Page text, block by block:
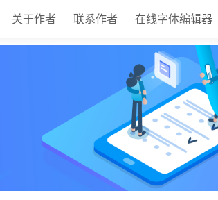
关于作者 联系作者 在线字体编辑器